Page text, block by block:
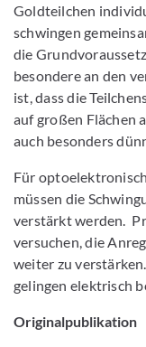
Goldteilchen
schwingen
die
besondere an den
ist, dass die
auf großen Flächen
auch besonders
Für
müssen die
verstärkt werden.
versuchen, die
weiter zu
gelingen elektrisch
Originalpublikation